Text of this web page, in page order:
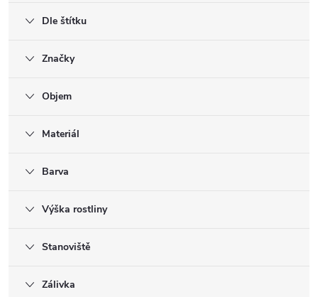
Dle štítku
Značky
Objem
Materiál
Barva
Výška rostliny
Stanoviště
Zálivka